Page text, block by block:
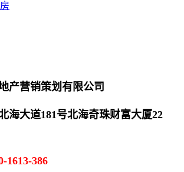
产营销策划有限公司
海大道181号北海奇珠财富大厦22
1613-386